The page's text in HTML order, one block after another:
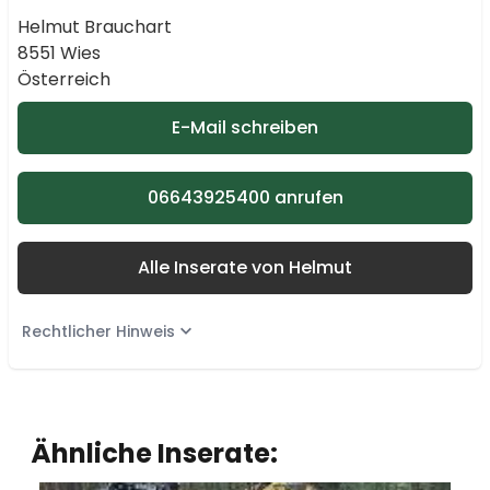
Helmut Brauchart
8551 Wies
Österreich
E-Mail schreiben
06643925400 anrufen
Alle Inserate von Helmut
Rechtlicher Hinweis
Ähnliche Inserate: